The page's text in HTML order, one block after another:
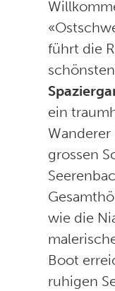
führt die
ein
grossen
wie die
Boot
ruhigen